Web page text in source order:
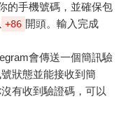
的手機號碼，並確保包
+86 開頭。輸入完成
會傳送一個簡訊驗
狀態並能接收到簡
有收到驗證碼，可以